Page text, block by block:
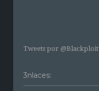
Tweets por @Blackploit
3nlaces: